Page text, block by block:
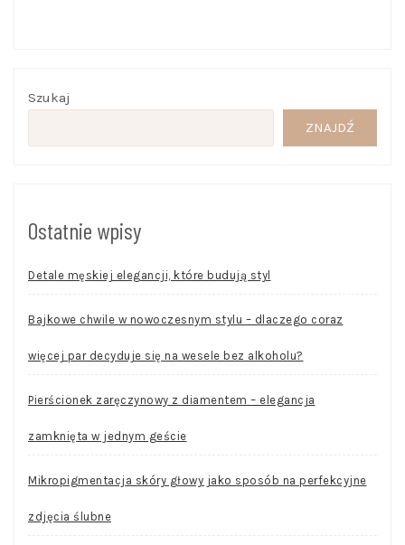
Szukaj
ZNAJDŹ
Ostatnie wpisy
Detale męskiej elegancji, które budują styl
Bajkowe chwile w nowoczesnym stylu – dlaczego coraz
więcej par decyduje się na wesele bez alkoholu?
Pierścionek zaręczynowy z diamentem – elegancja
zamknięta w jednym geście
Mikropigmentacja skóry głowy jako sposób na perfekcyjne
zdjęcia ślubne